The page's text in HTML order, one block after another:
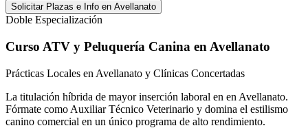
Solicitar Plazas e Info en Avellanato
Doble Especialización
Curso ATV y Peluquería Canina en Avellanato
Prácticas Locales en Avellanato y Clínicas Concertadas
La titulación híbrida de mayor inserción laboral en en Avellanato.
Fórmate como Auxiliar Técnico Veterinario y domina el estilismo
canino comercial en un único programa de alto rendimiento.